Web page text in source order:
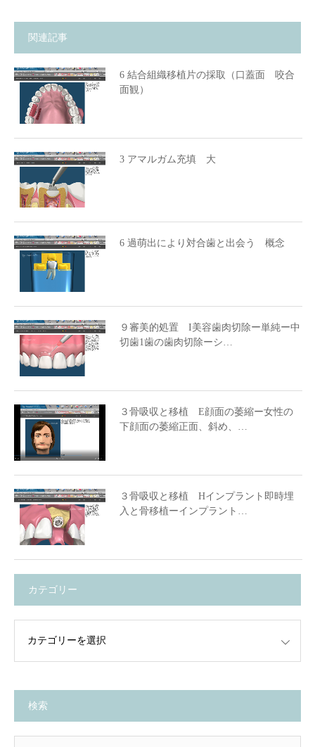
関連記事
6 結合組織移植片の採取（口蓋面 咬合
面観）
3 アマルガム充填 大
6 過萌出により対合歯と出会う 概念
９審美的処置 I美容歯肉切除ー単純ー中
切歯1歯の歯肉切除ーシ…
３骨吸収と移植 E顔面の萎縮ー女性の
下顔面の萎縮正面、斜め、…
３骨吸収と移植 Hインプラント即時埋
入と骨移植ーインプラント…
カテゴリー
検索